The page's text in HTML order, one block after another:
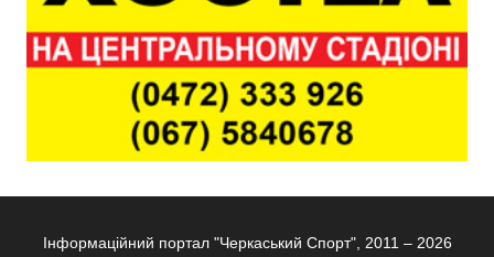
Інформаційний портал "Черкаський Спорт", 2011 – 2026